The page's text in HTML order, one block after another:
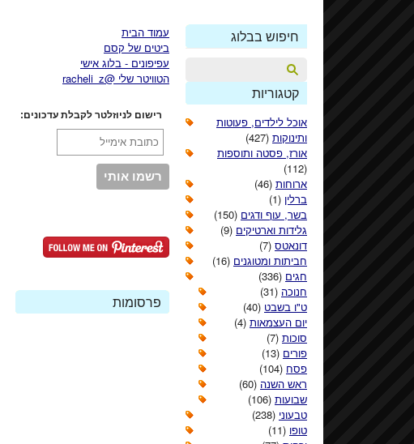
עמוד הבית
ביטים של קסם
עפיפונים - בלוג אישי
הטוויטר שלי @racheli_z
רישום לניוזלטר לקבלת עדכונים:
פרסומות
חיפוש בבלוג
קטגוריות
אוכל לילדים, פעוטות
ותינוקות (427)
אורז, פסטה ותוספות
(112)
ארוחות (46)
ברלין (1)
בשר, עוף ודגים (150)
גלידות וארטיקים (9)
דונאטס (7)
חביתות ומטוגנים (16)
חגים (336)
חנוכה (31)
ט"ו בשבט (40)
יום העצמאות (4)
סוכות (7)
פורים (13)
פסח (104)
ראש השנה (60)
שבועות (106)
טבעוני (238)
טופו (11)